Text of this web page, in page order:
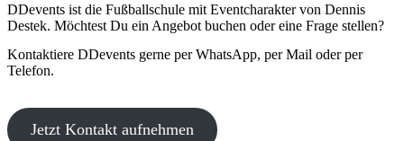
DDevents ist die Fußballschule mit Eventcharakter von Dennis
Destek. Möchtest Du ein Angebot buchen oder eine Frage stellen?
Kontaktiere DDevents gerne per WhatsApp, per Mail oder per
Telefon.
Jetzt Kontakt aufnehmen